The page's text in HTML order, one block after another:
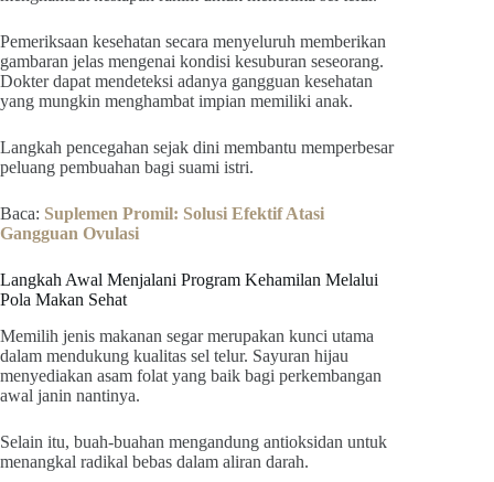
Pemeriksaan kesehatan secara menyeluruh memberikan
gambaran jelas mengenai kondisi kesuburan seseorang.
Dokter dapat mendeteksi adanya gangguan kesehatan
yang mungkin menghambat impian memiliki anak.
Langkah pencegahan sejak dini membantu memperbesar
peluang pembuahan bagi suami istri.
Baca: Suplemen Promil: Solusi Efektif Atasi
Gangguan Ovulasi
Langkah Awal Menjalani Program Kehamilan Melalui
Pola Makan Sehat
Memilih jenis makanan segar merupakan kunci utama
dalam mendukung kualitas sel telur. Sayuran hijau
menyediakan asam folat yang baik bagi perkembangan
awal janin nantinya.
Selain itu, buah-buahan mengandung antioksidan untuk
menangkal radikal bebas dalam aliran darah.